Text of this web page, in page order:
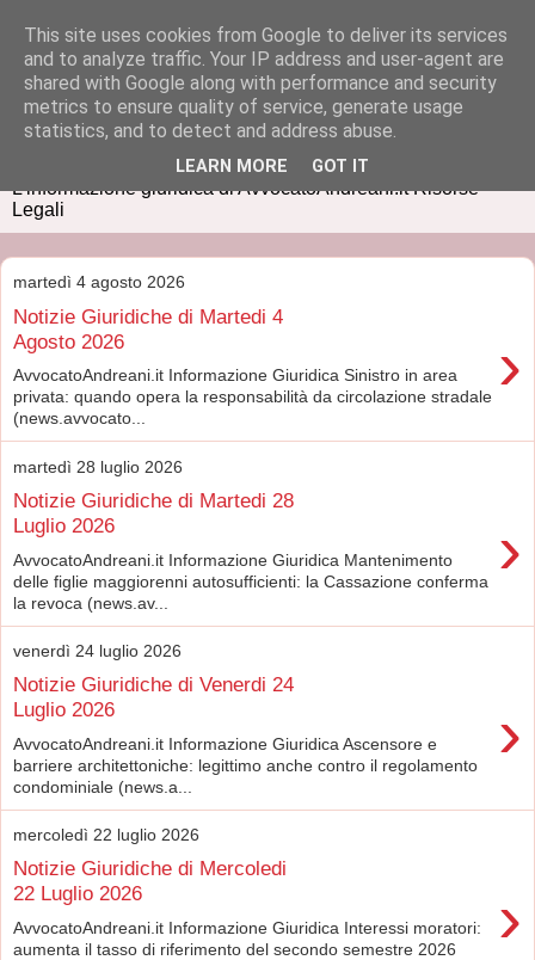
IUSPRESS
L'informazione giuridica di AvvocatoAndreani.it Risorse
Legali
martedì 4 agosto 2026
Notizie Giuridiche di Martedi 4
Agosto 2026
›
AvvocatoAndreani.it Informazione Giuridica Sinistro in area
privata: quando opera la responsabilità da circolazione stradale
(news.avvocato...
martedì 28 luglio 2026
Notizie Giuridiche di Martedi 28
Luglio 2026
›
AvvocatoAndreani.it Informazione Giuridica Mantenimento
delle figlie maggiorenni autosufficienti: la Cassazione conferma
la revoca (news.av...
venerdì 24 luglio 2026
Notizie Giuridiche di Venerdi 24
Luglio 2026
›
AvvocatoAndreani.it Informazione Giuridica Ascensore e
barriere architettoniche: legittimo anche contro il regolamento
condominiale (news.a...
mercoledì 22 luglio 2026
Notizie Giuridiche di Mercoledi
22 Luglio 2026
›
AvvocatoAndreani.it Informazione Giuridica Interessi moratori:
aumenta il tasso di riferimento del secondo semestre 2026
This site uses cookies from Google to deliver its services
and to analyze traffic. Your IP address and user-agent are
shared with Google along with performance and security
metrics to ensure quality of service, generate usage
statistics, and to detect and address abuse.
LEARN MORE GOT IT